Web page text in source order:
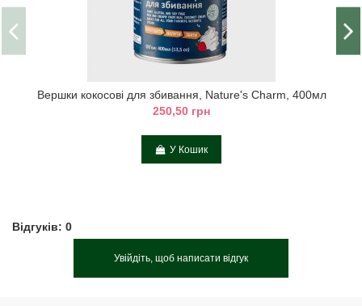
Вершки кокосові для збивання, Nature's Charm, 400мл
250,50 грн
У Кошик
Відгуків: 0
Увійдіть, щоб написати відгук